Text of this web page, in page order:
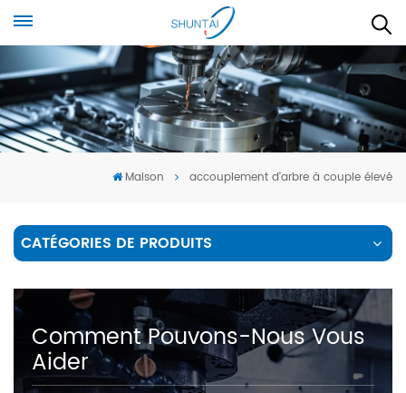
Maison accouplement d'arbre à couple élevé
CATÉGORIES DE PRODUITS
Comment Pouvons-Nous Vous
Aider